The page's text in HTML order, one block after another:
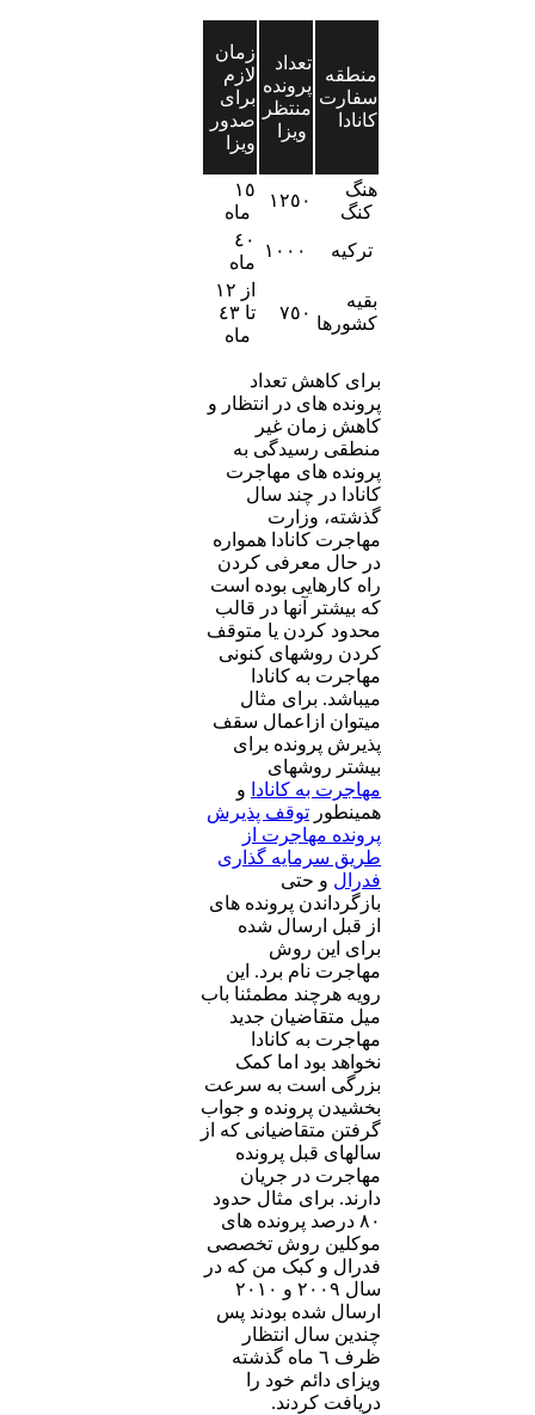
زمان
لازم
برای
صدور
ویزا
تعداد
پرونده
منتظر
منطقه
سفارت
کانادا
١٥
١٢٥٠
هنگ
٤٠
ماه
از ١٢
تا ٤٣
٧٥٠
بقیه
کشورها
برای کاهش تعداد
پرونده های در انتظار و
کاهش زمان غیر
منطقی رسیدگی به
پرونده های مهاجرت
کانادا در چند سال
گذشته، وزارت
مهاجرت کانادا همواره
در حال معرفی کردن
راه کارهایی بوده است
که بیشتر آنها در قالب
محدود کردن یا متوقف
کردن روشهای کنونی
مهاجرت به کانادا
میباشد. برای مثال
میتوان ازاعمال سقف
پذیرش پرونده برای
بیشتر روشهای
مهاجرت به کانادا و
همینطور توقف پذیرش
پرونده مهاجرت از
طریق سرمایه گذاری
فدرال و حتی
بازگرداندن پرونده های
از قبل ارسال شده
برای این روش
مهاجرت نام برد. این
رویه هرچند مطمئنا باب
میل متقاضیان جدید
مهاجرت به کانادا
نخواهد بود اما کمک
بزرگی است به سرعت
بخشیدن پرونده و جواب
گرفتن متقاضیانی که از
سالهای قبل پرونده
مهاجرت در جریان
دارند. برای مثال حدود
٨٠ درصد پرونده های
موکلین روش تخصصی
فدرال و کبک من که در
سال ٢٠٠٩ و ٢٠١٠
ارسال شده بودند پس
چندین سال انتظار
ظرف ٦ ماه گذشته
ویزای دائم خود را
دریافت کردند.